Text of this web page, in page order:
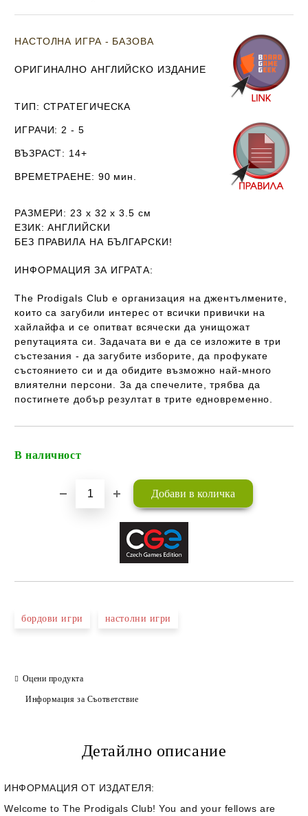
НАСТОЛНА ИГРА - БАЗОВА
ОРИГИНАЛНО АНГЛИЙСКО ИЗДАНИЕ
ТИП: СТРАТЕГИЧЕСКА
ИГРАЧИ: 2 - 5
ВЪЗРАСТ: 14+
ВРЕМЕТРАЕНЕ: 90 мин.
РАЗМЕРИ: 23 х 32 х 3.5 см
ЕЗИК: АНГЛИЙСКИ
БЕЗ ПРАВИЛА НА БЪЛГАРСКИ!
ИНФОРМАЦИЯ ЗА ИГРАТА:
The Prodigals Club е организация на джентълмените,
които са загубили интерес от всички привички на
хайлайфа и се опитват всячески да унищожат
репутацията си. Задачата ви е да се изложите в три
състезания - да загубите изборите, да профукате
състоянието си и да обидите възможно най-много
влиятелни персони. За да спечелите, трябва да
постигнете добър резултат в трите едновременно.
В наличност
бордови игри настолни игри
Оцени продукта
Информация за Съответствие
Детайлно описание
ИНФОРМАЦИЯ ОТ ИЗДАТЕЛЯ:
Welcome to The Prodigals Club! You and your fellows are